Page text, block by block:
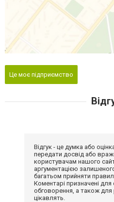
Це моє підприємство
Відгук - це думка або
передати досвід або
користувачам нашого
аргументацією
багатьом прийняти
Коментарі призначені для
обговорення, а також
цікавлять.